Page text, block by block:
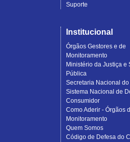
Suporte
Institucional
Órgãos Gestores e de
Monitoramento
Ministério da Justiça e
Pública
Secretaria Nacional
Sistema Nacional de
Consumidor
Como Aderir - Órgãos
Monitoramento
Quem Somos
Código de Defesa do